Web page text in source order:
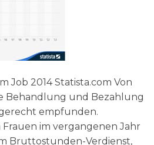
Job 2014 Statista.com Von
Behandlung und Bezahlung
empfunden.
im vergangenen Jahr
Bruttostunden-Verdienst,